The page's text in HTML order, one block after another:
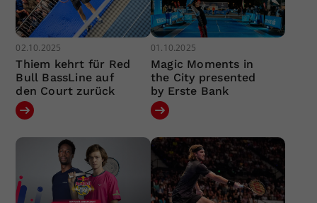
02.10.2025
Thiem kehrt für Red
Bull BassLine auf
den Court zurück
01.10.2025
Magic Moments in
the City presented
by Erste Bank